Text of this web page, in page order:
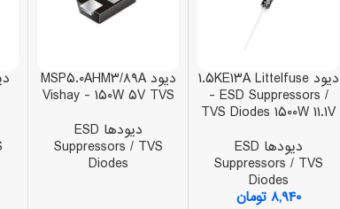
دیود ۱.۵KE۱۳A Littelfuse
- ESD Suppressors /
TVS Diodes ۱۵۰۰W ۱۱.۱V
دیودها ESD
Suppressors / TVS
Diodes
۸,۹۴۰ تومان
دیود MSP۵.۰AHM۳/۸۹A
Vishay - ۱۵۰W ۵V TVS
دیودها ESD
Suppressors / TVS
Diodes